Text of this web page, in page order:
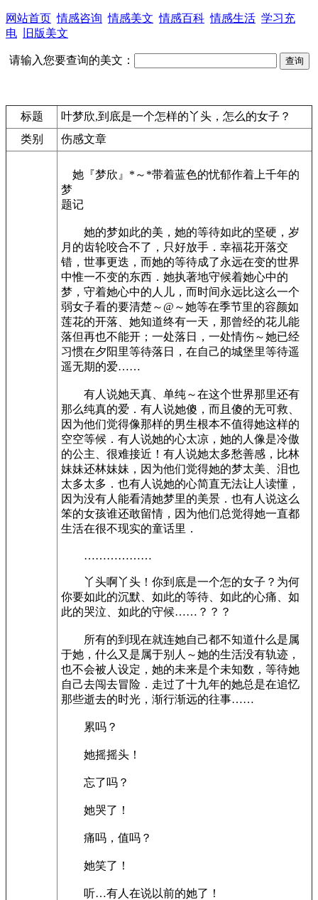
网站首页 情感咨询 情感美文 情感百科 情感生活 学习充
电
旧版美文
请输入您要查询的美文：
标题
叶梦欣,到底是一个怎样的丫头，怎么的女子？
类别
伤感文章
她『梦欣』*～*带着蓝色的忧郁作着上千年的
梦
题记­
她的梦如此的美，她的等待如此的坚硬，岁
月的齿轮咬合不了，只好放手．幸福花开落交
错，世事更迭，而她的等待成了永远在变的世界
中惟一不变的东西．她执著地守候着她心中的
梦，守着她心中的人儿，而时间永远比这么一个
弱女子看的要清楚～@～她等在季节里的容颜如
莲花的开落、她知道终有一天，那曾经的花儿能
落但再也不能开；一处落日，一处情伤～她已经
习惯在夕阳里等待落日，在自己的城堡里等待遥
遥无期的爱……­
有人说她天真、单纯～在这个世界那里还有
那么纯真的爱．有人说她傻，而且傻的无可救、
因为他们觉得像那样的男生根本不值得她这样的
空空等候．­有人说她的心太凉，她的人像是冷傲
的公主、很难接近！­有人说她太多愁善感，比林
妹妹还林妹妹，因为他们觉得她的梦太美、泪也
太多太多．­也有人说她的心简直无法让人读懂，
因为没有人能看清她梦里的美景．­也有人说这么
笨的女孩谁还敢留情，因为他们总觉得她一直都
生活在很不现实的童话里．­
………………­
丫头啊丫头！你到底是一个怎的女子？为何
你要如此的沉默、如此的等待、如此的心痛、如
此的哭泣、如此的守候……？？？­
所有的到现在就连她自己都不知道什么是属
于她，什么又是属于别人～她的生活没有轨迹，
也不会被人设定，她的未来是个未知数，等待她
自己去闯去冒险．走过了十九年的她总是在追忆
那些逝去的时光，渐行渐远的往事……­
累吗？­
她摇摇头！
忘了吗？­
她哭了！­
痛吗，值吗？­
她笑了！
­听…有人在说以前的她了！­